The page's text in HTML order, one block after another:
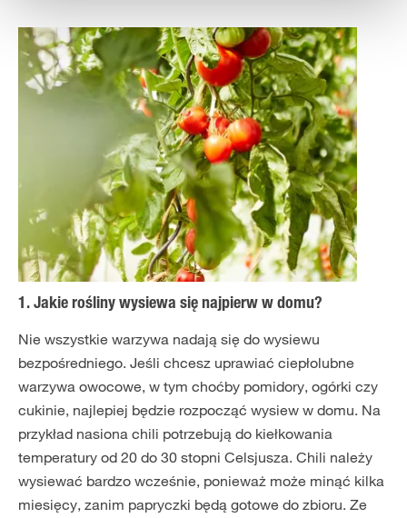
1. Jakie rośliny wysiewa się najpierw w domu?
Nie wszystkie warzywa nadają się do wysiewu
bezpośredniego. Jeśli chcesz uprawiać ciepłolubne
warzywa owocowe, w tym choćby pomidory, ogórki czy
cukinie, najlepiej będzie rozpocząć wysiew w domu. Na
przykład nasiona chili potrzebują do kiełkowania
temperatury od 20 do 30 stopni Celsjusza. Chili należy
wysiewać bardzo wcześnie, ponieważ może minąć kilka
miesięcy, zanim papryczki będą gotowe do zbioru. Ze